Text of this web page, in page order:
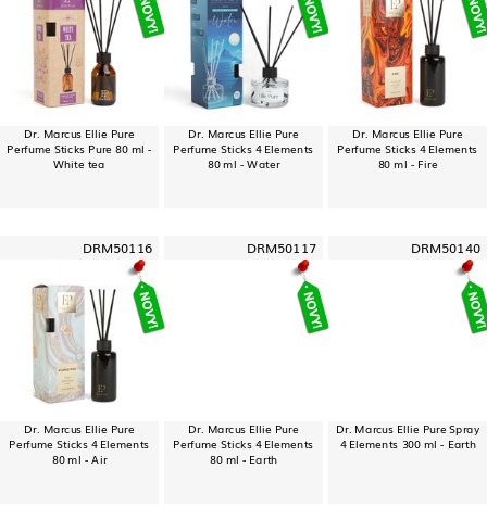
Dr. Marcus Ellie Pure
Perfume Sticks Pure 80 ml -
White tea
Dr. Marcus Ellie Pure
Perfume Sticks 4 Elements
80 ml - Water
Dr. Marcus Ellie Pure
Perfume Sticks 4 Elements
80 ml - Fire
DRM50116
Dr. Marcus Ellie Pure
Perfume Sticks 4 Elements
80 ml - Air
DRM50117
Dr. Marcus Ellie Pure
Perfume Sticks 4 Elements
80 ml - Earth
DRM50140
Dr. Marcus Ellie Pure Spray
4 Elements 300 ml - Earth